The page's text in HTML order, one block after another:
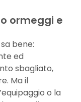
ormeggi e
bene:
ed
sbagliato,
Ma il
o la